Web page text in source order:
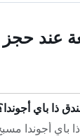
عند
ذا باي
باي أجوندا